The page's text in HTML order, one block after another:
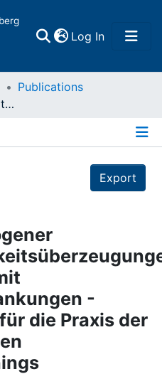
Log In(current)
Publications
Determinanten krankheitsbezogener Selbstwirksamkeitsüberzeugungen bei Menschen mit Atemwegserkrankungen - Konsequenzen für die Praxis der pneumologischen Verhaltenstrainings
Export
-
die Praxis der